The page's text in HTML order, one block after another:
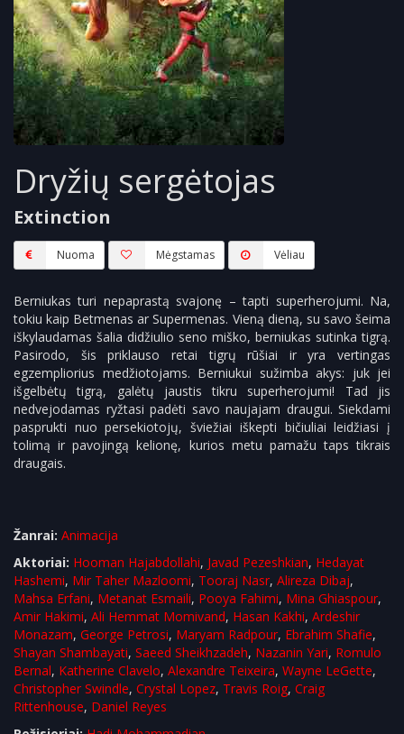
Dryžių sergėtojas
Extinction
Nuoma Mėgstamas Vėliau
Berniukas turi nepaprastą svajonę – tapti superherojumi. Na,
tokiu kaip Betmenas ar Supermenas. Vieną dieną, su savo šeima
iškylaudamas šalia didžiulio seno miško, berniukas sutinka tigrą.
Pasirodo, šis priklauso retai tigrų rūšiai ir yra vertingas
egzempliorius medžiotojams. Berniukui sužimba akys: juk jei
išgelbėtų tigrą, galėtų jaustis tikru superherojumi! Tad jis
nedvejodamas ryžtasi padėti savo naujajam draugui. Siekdami
pasprukti nuo persekiotojų, šviežiai iškepti bičiuliai leidžiasi į
tolimą ir pavojingą kelionę, kurios metu pamažu taps tikrais
draugais.
Žanrai: Animacija
Aktoriai: Hooman Hajabdollahi, Javad Pezeshkian, Hedayat
Hashemi, Mir Taher Mazloomi, Tooraj Nasr, Alireza Dibaj,
Mahsa Erfani, Metanat Esmaili, Pooya Fahimi, Mina Ghiaspour,
Amir Hakimi, Ali Hemmat Momivand, Hasan Kakhi, Ardeshir
Monazam, George Petrosi, Maryam Radpour, Ebrahim Shafie,
Shayan Shambayati, Saeed Sheikhzadeh, Nazanin Yari, Romulo
Bernal, Katherine Clavelo, Alexandre Teixeira, Wayne LeGette,
Christopher Swindle, Crystal Lopez, Travis Roig, Craig
Rittenhouse, Daniel Reyes